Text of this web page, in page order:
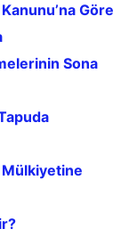
Göre
Sona